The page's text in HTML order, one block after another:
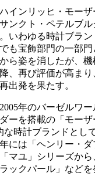
インリッヒ・モー
ンクト・ペテルブ
いわゆる時計ブラ
も宝飾部門の一部
ら姿を消したが、
、再び評価が高ま
出発を果たす。
年のバーゼルワ
ーを搭載の「モー
な時計ブランドとし
には「ヘンリー・
マユ」シリーズか
ックパール」などを